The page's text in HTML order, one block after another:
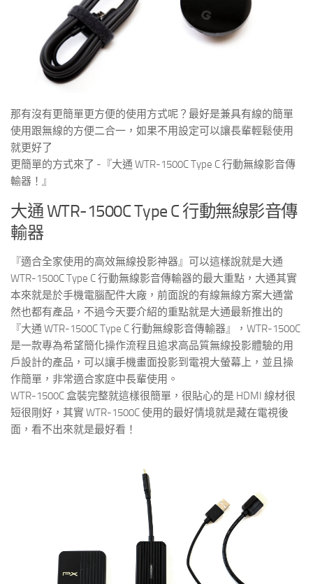
那有沒有更簡單更方便的使用方式呢？最好是兼具有線的簡單
使用跟無線的方便二合一，如果不用設定可以讓長輩輕鬆使用
就更好了
更簡單的方式來了 -『大通 WTR-1500C Type C 行動無線影音傳
輸器！』
大通 WTR-1500C Type C 行動無線影音傳
輸器
『適合全家使用的高效無線投影神器』可以這樣說就是大通
WTR-1500C Type C 行動無線影音傳輸器的最大重點，大通其實
本來就是於手機電腦配件大廠，前面說的有線無線方案大通當
然也都有產品，不過今天要介紹的重點就是大通最新推出的
『大通 WTR-1500C Type C 行動無線影音傳輸器』，WTR-1500C
是一款專為希望簡化操作流程且追求高品質無線投影體驗的用
戶設計的產品，可以讓手機畫面投影到電視大螢幕上，並且操
作簡單，非常適合家庭中長輩使用。
WTR-1500C 盒裝完整就這樣很簡單，很貼心的是 HDMI 線材很
短很剛好，其實 WTR-1500C 使用的最好情境就是藏在電視後
面，看不出來就是最好看！